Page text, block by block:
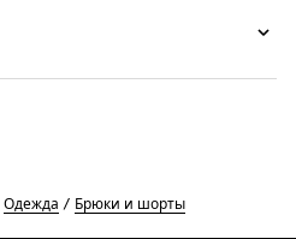
Одежда Брюки и шорты